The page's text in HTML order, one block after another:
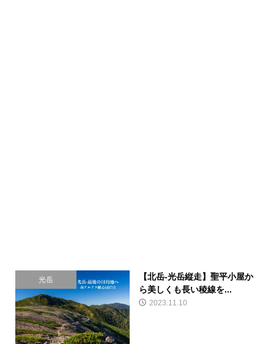
光岳
【北岳-光岳縦走】聖平小屋か
ら美しくも長い稜線を...
2023.11.10